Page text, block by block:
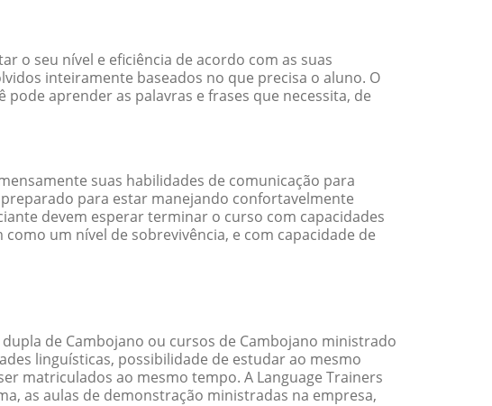
o seu nível e eficiência de acordo com as suas
inteiramente baseados no que precisa o aluno. O
aprender as palavras e frases que necessita, de
suas habilidades de comunicação para
para estar manejando confortavelmente
devem esperar terminar o curso com capacidades
um nível de sobrevivência, e com capacidade de
de Cambojano ou cursos de Cambojano ministrado
linguísticas, possibilidade de estudar ao mesmo
matriculados ao mesmo tempo. A Language Trainers
as aulas de demonstração ministradas na empresa,